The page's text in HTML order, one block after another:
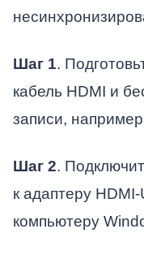
Шаг 1.
кабель HDMI и
записи,
Шаг 2.
к адаптеру
компьютеру